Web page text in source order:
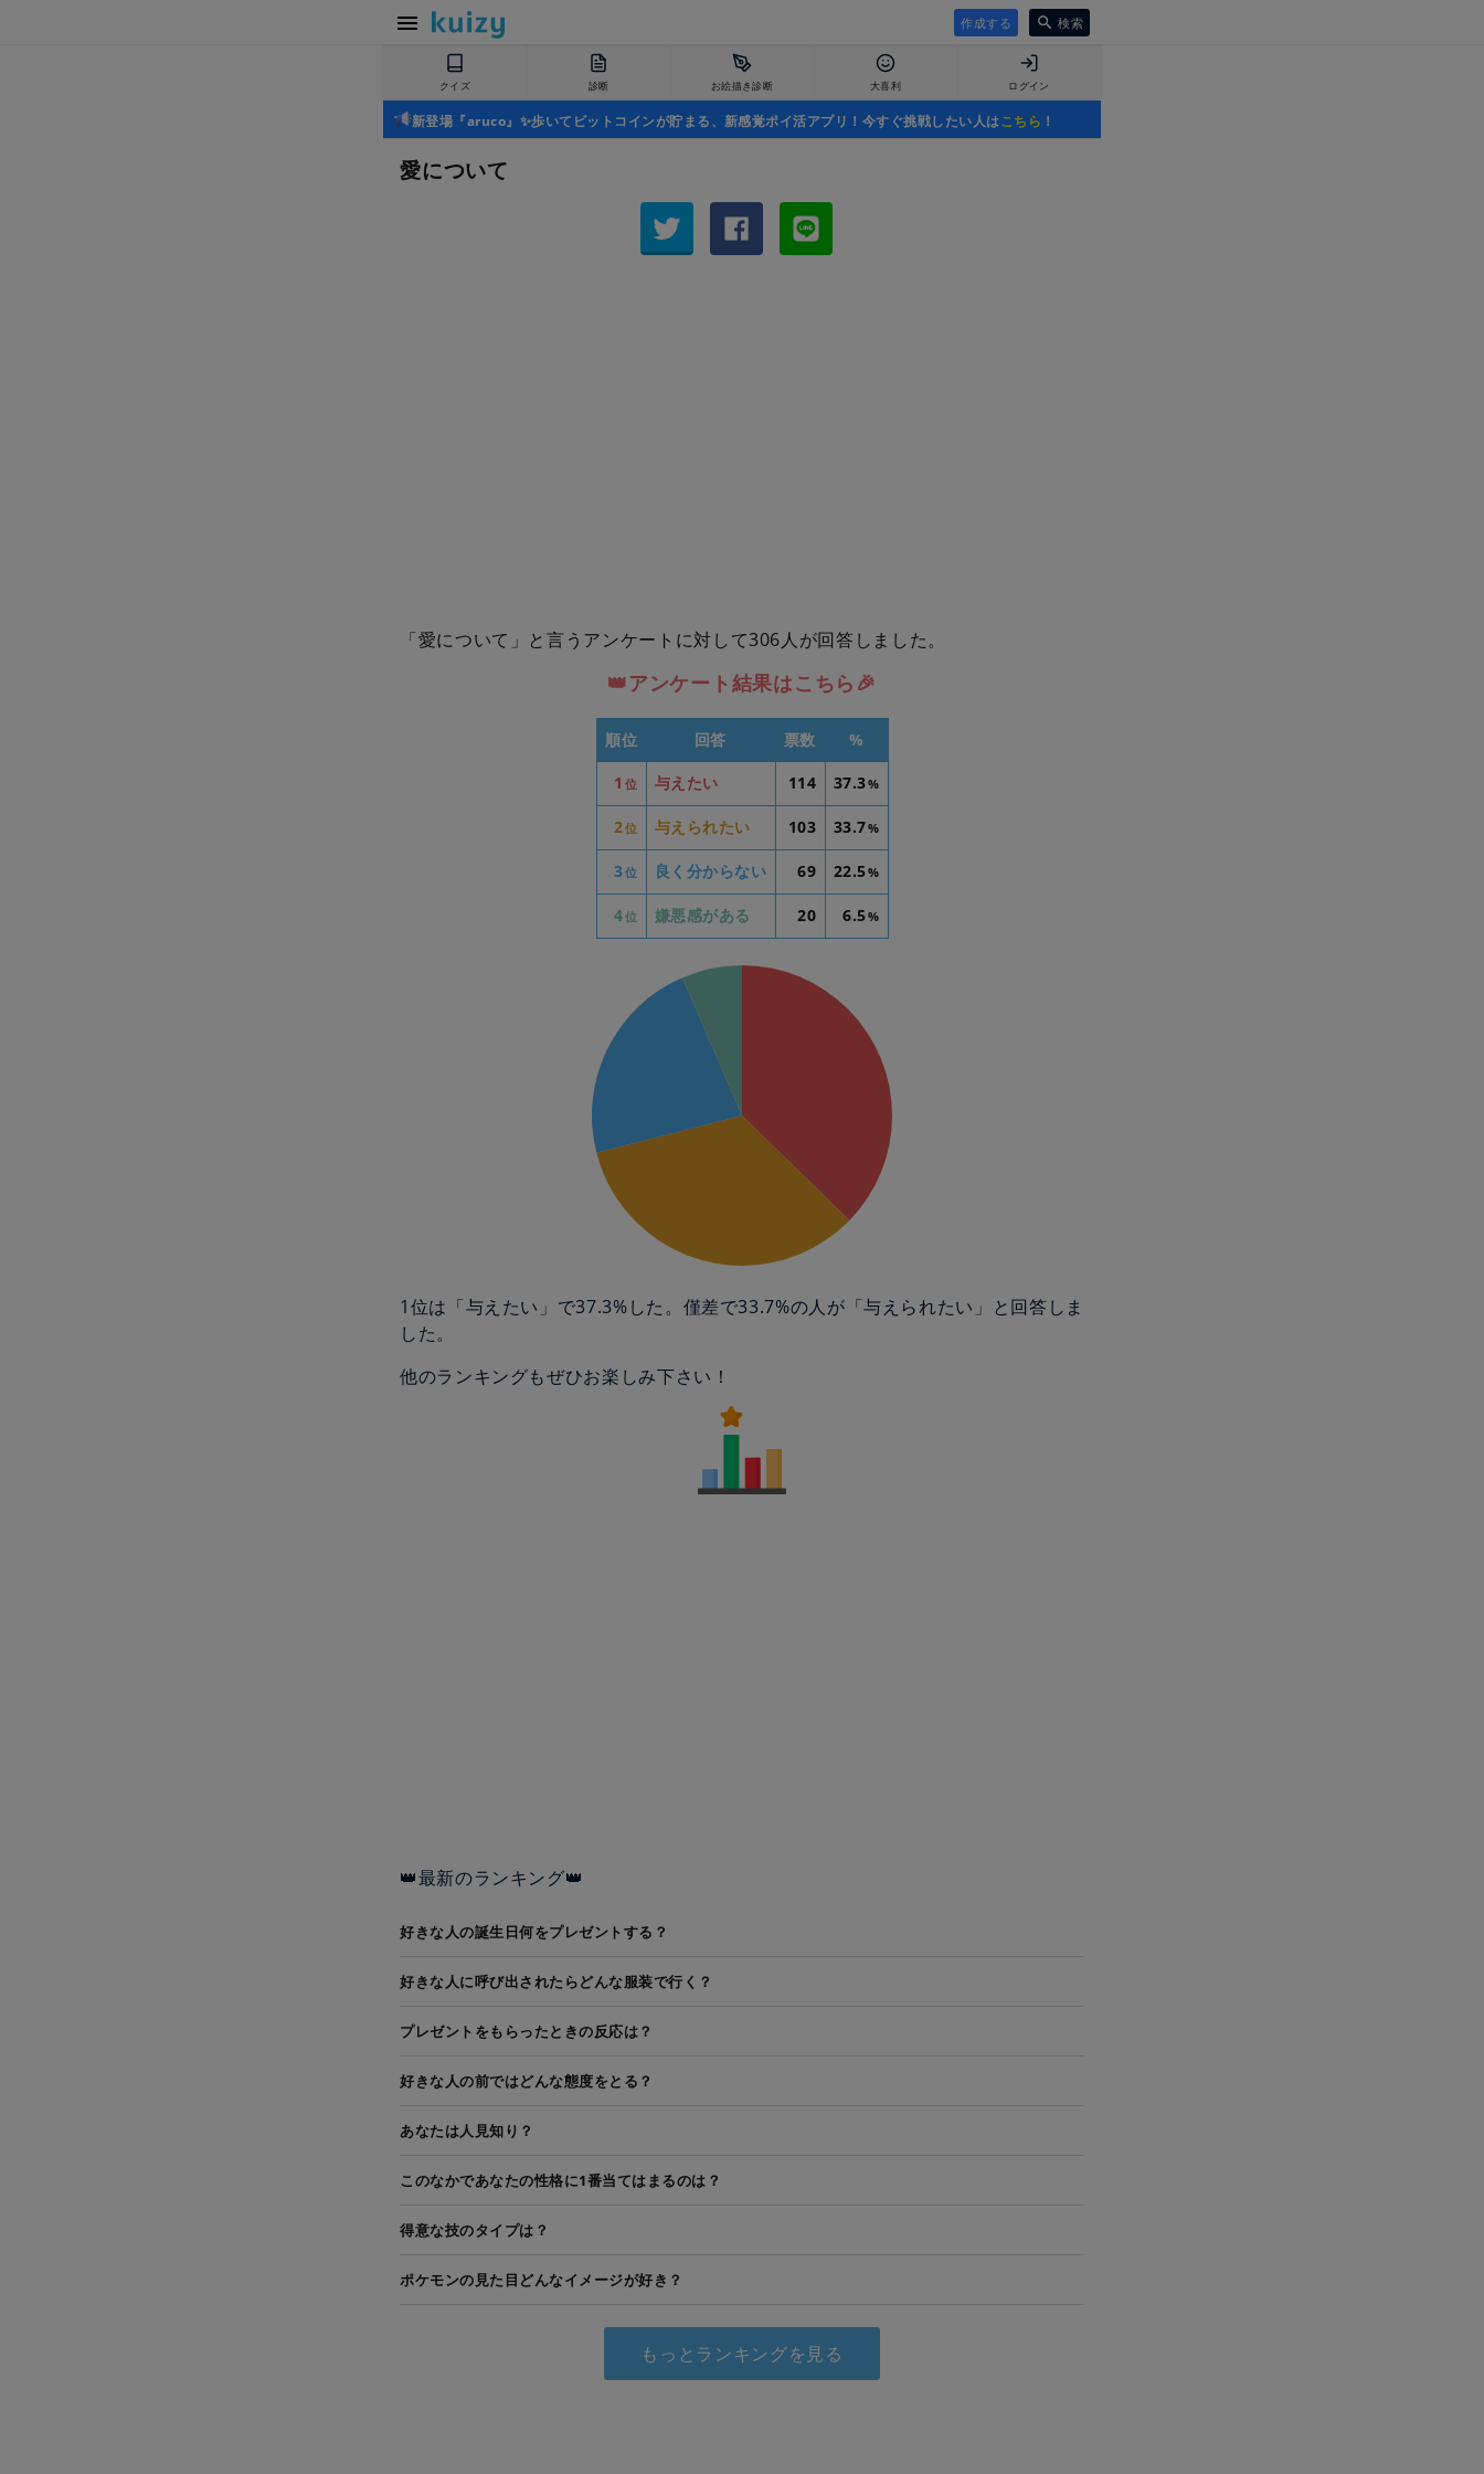
作成する 検索
クイズ 診断 お絵描き診断 大喜利 ログイン
新登場『aruco』✨歩いてビットコインが貯まる、新感覚ポイ活アプリ！今すぐ挑戦したい人はこちら ！
愛について
「愛について」と言うアンケートに対して306人が回答しました。
👑アンケート結果はこちら🎉
順位 回答 票数 %
1 位 与えたい 114 37.3%
2位 与えられたい 103 33.7%
3位 良く分からない 69 22.5%
4位 嫌悪感がある 20 6.5%
1位は「与えたい」で37.3%した。僅差で33.7%の人が「与えられたい」と回答しま
した。
他のランキングもぜひお楽しみ下さい！
👑最新のランキング👑
好きな人の誕生日何をプレゼントする？
好きな人に呼び出されたらどんな服装で行く？
プレゼントをもらったときの反応は？
好きな人の前ではどんな態度をとる？
あなたは人見知り？
このなかであなたの性格に1番当てはまるのは？
得意な技のタイプは？
ポケモンの見た目どんなイメージが好き？
もっとランキングを見る